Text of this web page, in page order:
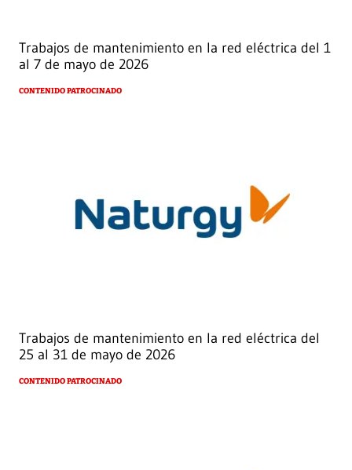
Trabajos de mantenimiento en la red eléctrica del 1
al 7 de mayo de 2026
CONTENIDO PATROCINADO
Trabajos de mantenimiento en la red eléctrica del
25 al 31 de mayo de 2026
CONTENIDO PATROCINADO